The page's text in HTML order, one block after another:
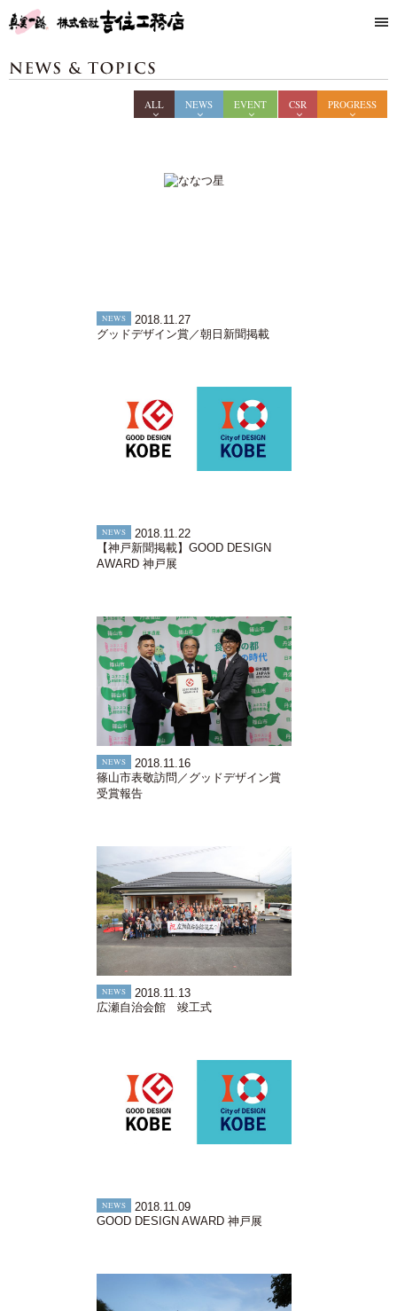
PROGRESS
CSR
EVENT
NEWS
ALL
NEWS
2018.11.27
グッドデザイン賞／朝日新聞掲載
NEWS
2018.11.22
【神戸新聞掲載】GOOD DESIGN
AWARD 神戸展
NEWS
2018.11.16
篠山市表敬訪問／グッドデザイン賞
受賞報告
NEWS
2018.11.13
広瀬自治会館 竣工式
NEWS
2018.11.09
GOOD DESIGN AWARD 神戸展